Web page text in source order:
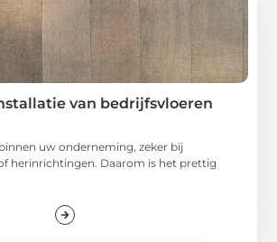
van bedrijfsvloeren
uw onderneming, zeker bij
herinrichtingen. Daarom is het prettig